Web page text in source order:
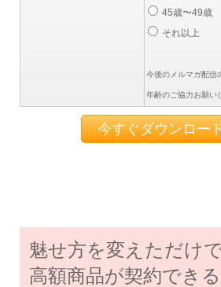
45歳〜49歳
それ以上
今後のメルマガ配信
年齢のご協力お願い
魅せ方を変えただけ
高額商品が契約でき